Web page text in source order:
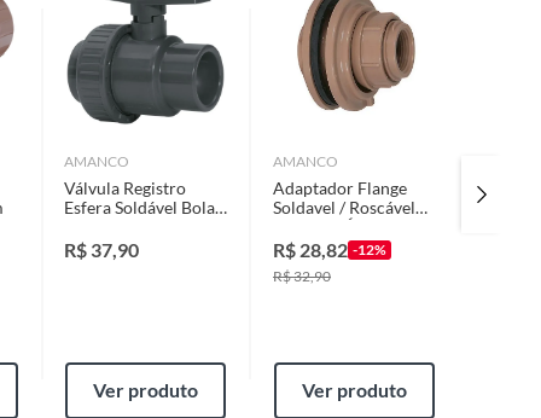
AMANCO
Válvula Registro
Esfera Soldável Bola
R$ 37,90
Ver produto
AMANCO
Adaptador Flange
Soldavel / Roscável
Caixa De Água
marrom 50mmx1.1/2
R$ 28,82 -12%
R$32,90
Ver produto
Válvula